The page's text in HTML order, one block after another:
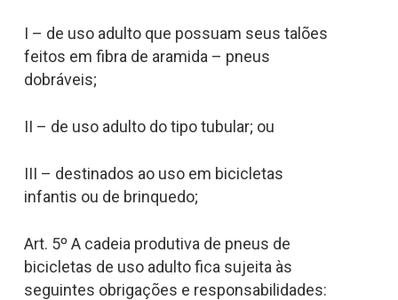
I – de uso adulto que possuam seus talões
feitos em fibra de aramida – pneus
dobráveis;
II – de uso adulto do tipo tubular; ou
III – destinados ao uso em bicicletas
infantis ou de brinquedo;
Art. 5º A cadeia produtiva de pneus de
bicicletas de uso adulto fica sujeita às
seguintes obrigações e responsabilidades: